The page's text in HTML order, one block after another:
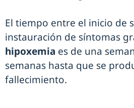
El tiempo entre el inicio de
instauración de síntomas
hipoxemia es de una
semanas hasta que se
fallecimiento.